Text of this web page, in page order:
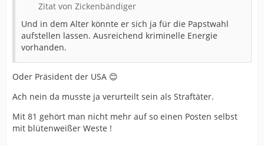
Zitat von Zickenbändiger
Und in dem Alter könnte er sich ja für die Papstwahl
aufstellen lassen. Ausreichend kriminelle Energie
vorhanden.
Oder Präsident der USA 😊
Ach nein da musste ja verurteilt sein als Straftäter.
Mit 81 gehört man nicht mehr auf so einen Posten selbst
mit blütenweißer Weste !